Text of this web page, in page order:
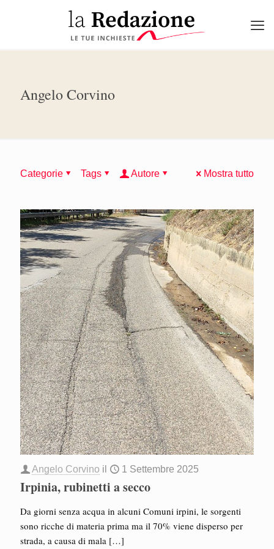
Angelo Corvino
Categorie Tags Autore Mostra tutto
Angelo Corvino il 1 Settembre 2025
Irpinia, rubinetti a secco
Da giorni senza acqua in alcuni Comuni irpini, le sorgenti
sono ricche di materia prima ma il 70% viene disperso per
strada, a causa di mala […]